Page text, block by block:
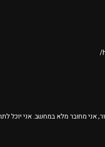
אני מחובר מלא במחשב. אני יוכל